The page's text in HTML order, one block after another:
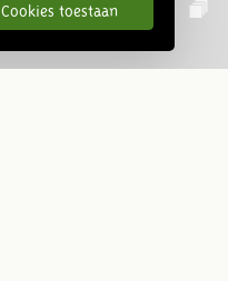
Cookies toestaan